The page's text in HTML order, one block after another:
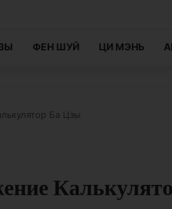
ФЕН ШУЙ ЦИ МЭНЬ
Ба Цзы